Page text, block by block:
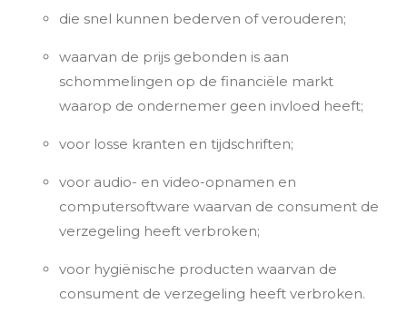
die snel kunnen bederven of verouderen;
waarvan de prijs gebonden is aan
schommelingen op de financiële markt
waarop de ondernemer geen invloed heeft;
voor losse kranten en tijdschriften;
voor audio- en video-opnamen en
computersoftware waarvan de consument de
verzegeling heeft verbroken;
voor hygiënische producten waarvan de
consument de verzegeling heeft verbroken.